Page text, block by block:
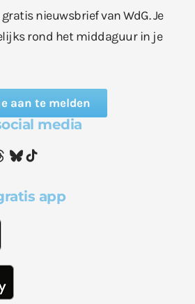
nieuwsbrief van WdG. Je
rond het middaguur in je
aan te melden
media
app